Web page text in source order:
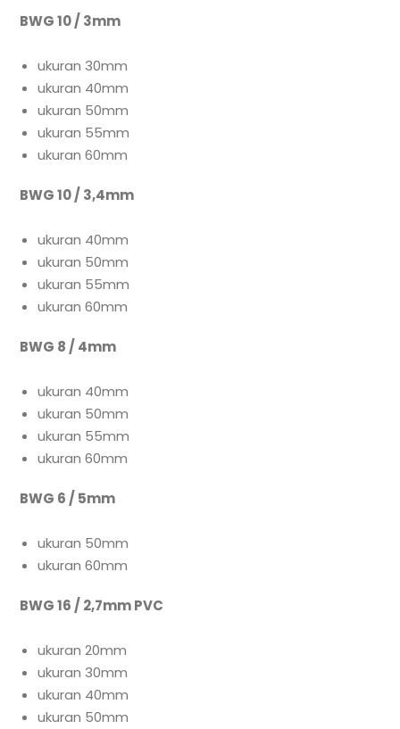
BWG 10 / 3mm
ukuran 30mm
ukuran 40mm
ukuran 50mm
ukuran 55mm
ukuran 60mm
BWG 10 / 3,4mm
ukuran 40mm
ukuran 50mm
ukuran 55mm
ukuran 60mm
BWG 8 / 4mm
ukuran 40mm
ukuran 50mm
ukuran 55mm
ukuran 60mm
BWG 6 / 5mm
ukuran 50mm
ukuran 60mm
BWG 16 / 2,7mm PVC
ukuran 20mm
ukuran 30mm
ukuran 40mm
ukuran 50mm